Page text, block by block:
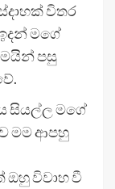
විතර
මගේ
පසු
සියල්ල මගේ
මම ආපහු
ඔහු විවාහ වී